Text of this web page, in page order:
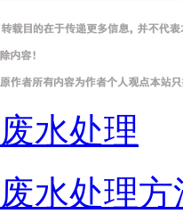
水处理
水处理方